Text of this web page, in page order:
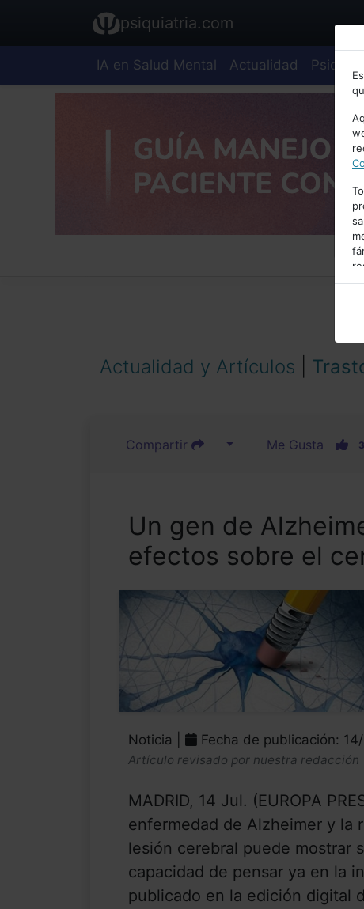
psiquiatria.com
IA en Salud Mental Actualidad
Actualidad y Artículos
Compartir Me Gusta 3
Un gen de
efectos sobre el
Noticia | Fecha de publicación:
Artículo revisado por nuestra redacción
MADRID, 14 Jul. (EUROPA
enfermedad de Alzheimer y la
lesión cerebral puede mostrar
capacidad de pensar ya en la
publicado en la edición digital